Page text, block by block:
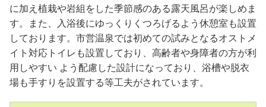
に加え植栽や岩組をした季節感のある露天風呂が楽しめま
す。また、入浴後にゆっくりくつろげるよう休憩室も設置
しております。市営温泉では初めての試みとなるオストメ
イト対応トイレも設置しており、高齢者や身障者の方が利
用しやすい よう配慮した設計になっており、浴槽や脱衣
場も手すりを設置する等工夫がされています。